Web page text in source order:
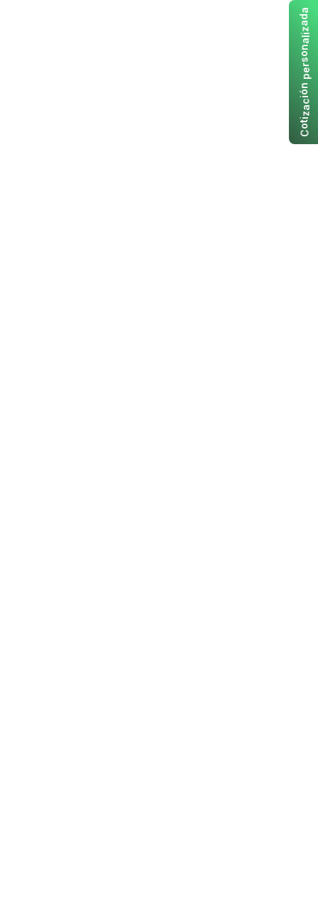
C
o
t
i
z
a
c
i
ó
n
p
e
r
s
o
n
a
l
i
z
a
d
a